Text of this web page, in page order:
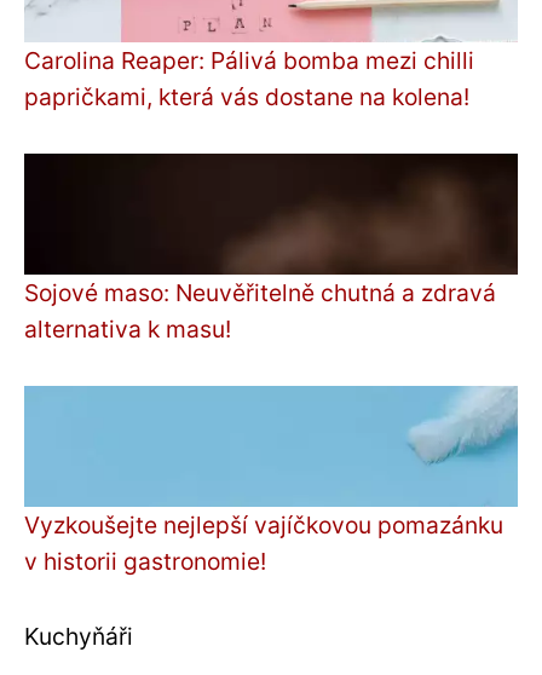
Carolina Reaper: Pálivá bomba mezi chilli
papričkami, která vás dostane na kolena!
Sojové maso: Neuvěřitelně chutná a zdravá
alternativa k masu!
Vyzkoušejte nejlepší vajíčkovou pomazánku
v historii gastronomie!
Kuchyňáři